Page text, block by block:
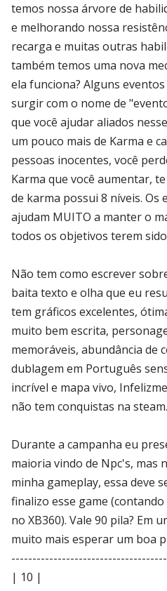
temos nossa árvore de
e melhorando nossa
recarga e muitas outras
também temos uma nova
ela funciona? Alguns
surgir com o nome de
que você ajudar aliados
um pouco mais de Karma e
pessoas inocentes, você
Karma que você aumentar,
de karma possui 8 níveis. Os
ajudam MUITO a manter o
todos os objetivos terem
Não tem como escrever
baita texto e olha que eu
tem gráficos excelentes,
muito bem escrita,
memoráveis, abundância de
dublagem em Português
incrível e mapa vivo,
não tem conquistas na steam.
Durante a campanha eu
maioria vindo de Npc's, mas
minha gameplay, essa deve
finalizo esse game
no XB360). Vale 90 pila? Em
muito mais esperar um boa
| 10 |